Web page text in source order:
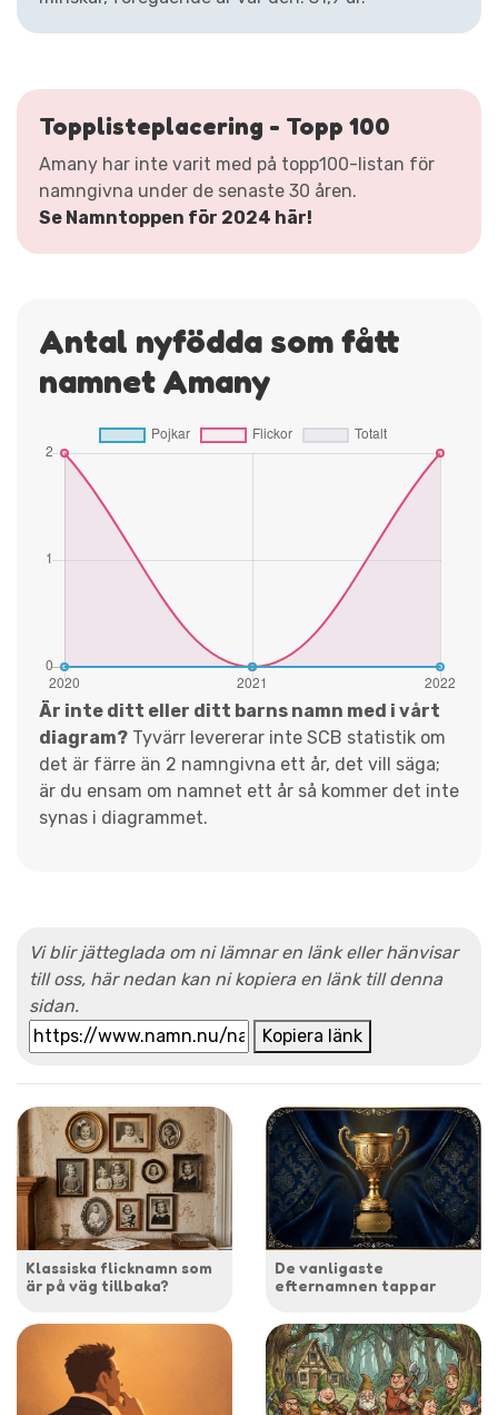
Topplisteplacering - Topp 100
Amany har inte varit med på topp100-listan för
namngivna under de senaste 30 åren.
Se Namntoppen för 2024 här!
Antal nyfödda som fått
namnet Amany
Är inte ditt eller ditt barns namn med i vårt
diagram? Tyvärr levererar inte SCB statistik om
det är färre än 2 namngivna ett år, det vill säga;
är du ensam om namnet ett år så kommer det inte
synas i diagrammet.
Vi blir jätteglada om ni lämnar en länk eller hänvisar
till oss, här nedan kan ni kopiera en länk till denna
sidan.
Kopiera länk
Klassiska flicknamn som
är på väg tillbaka?
De vanligaste
efternamnen tappar